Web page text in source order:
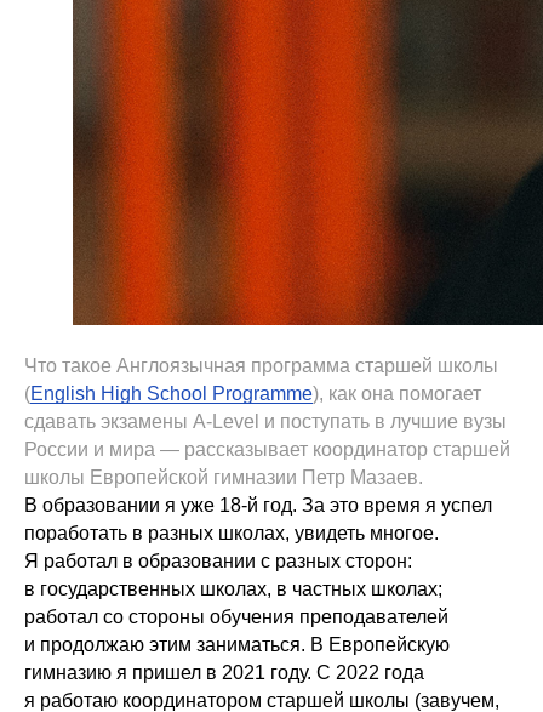
Что такое Англоязычная программа старшей школы
(English High School Programmе), как она помогает
сдавать экзамены A-Level и поступать в лучшие вузы
России и мира — рассказывает координатор старшей
школы Европейской гимназии Петр Мазаев.
В образовании я уже 18-й год. За это время я успел
поработать в разных школах, увидеть многое.
Я работал в образовании с разных сторон:
в государственных школах, в частных школах;
работал со стороны обучения преподавателей
и продолжаю этим заниматься. В Европейскую
гимназию я пришел в 2021 году. С 2022 года
я работаю координатором старшей школы (завучем,